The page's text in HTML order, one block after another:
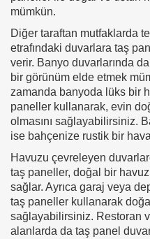
mümkün.
Diğer taraftan mutfaklarda
etrafındaki duvarlara taş
verir. Banyo duvarlarında
bir görünüm elde etmek
zamanda banyoda lüks bir
paneller kullanarak, evin
olmasını sağlayabilirsiniz.
ise bahçenize rustik bir
Havuzu çevreleyen
taş paneller, doğal bir
sağlar. Ayrıca garaj veya
taş paneller kullanarak
sağlayabilirsiniz. Restoran
alanlarda da taş panel